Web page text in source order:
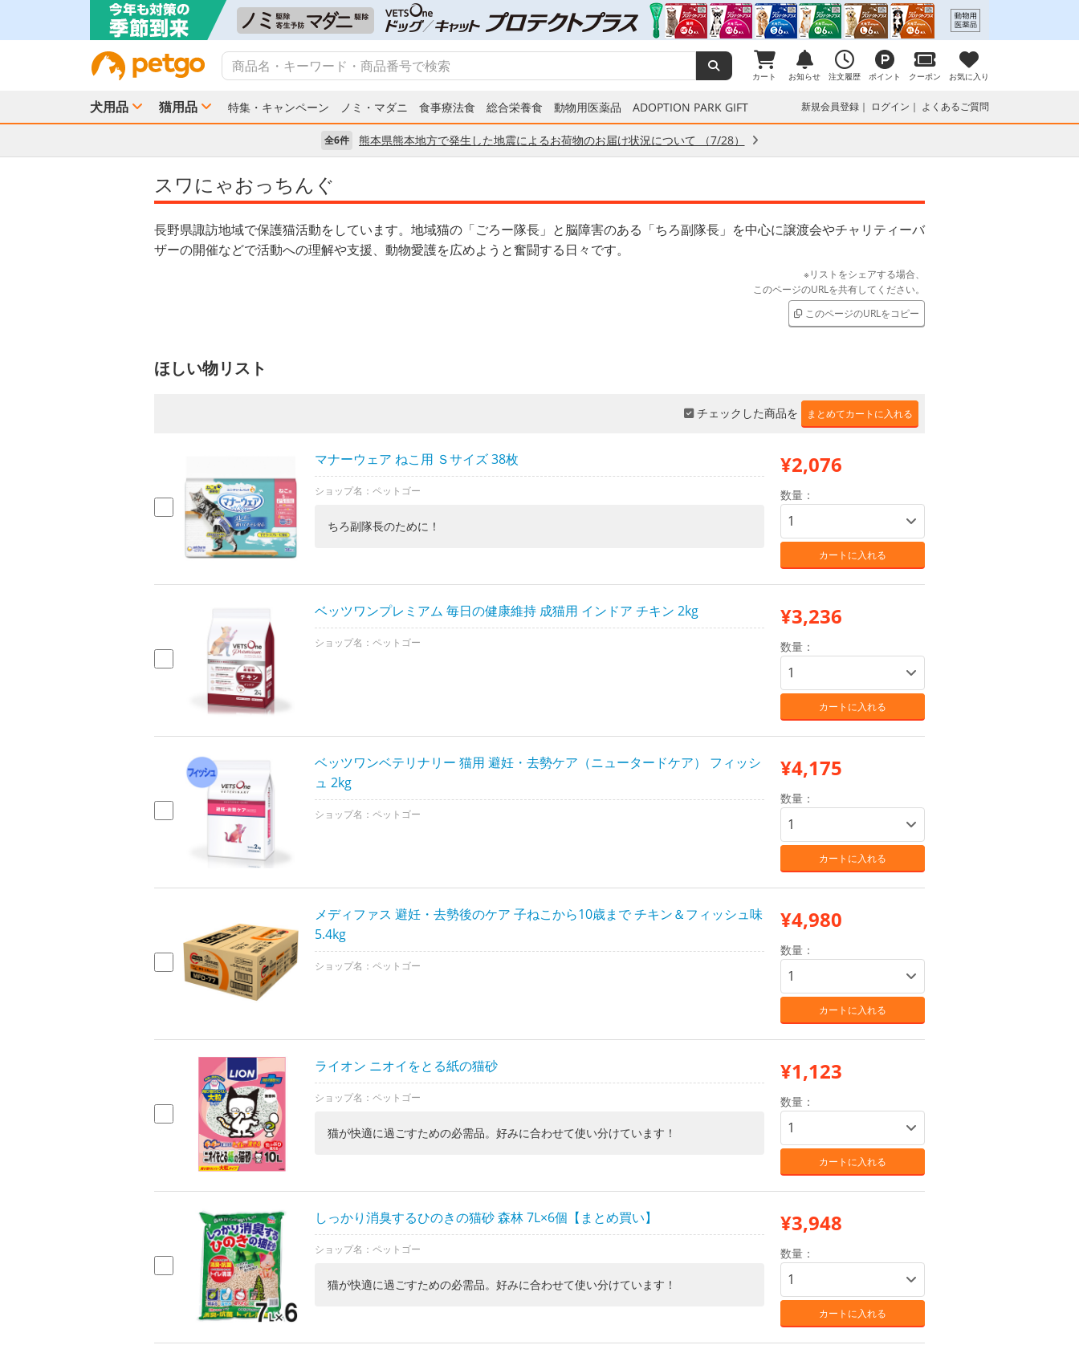
カート お知らせ 注文履歴 ポイント クーポン お気に入り
犬用品 猫用品 特集・キャンペーン ノミ・マダニ 食事療法食 総合栄養食 動物用医薬品 ADOPTION PARK GIFT 新規会員登録 ログイン よくあるご質問
全6件 熊本県熊本地方で発生した地震によるお荷物のお届け状況について （7/28）
スワにゃおっちんぐ
長野県諏訪地域で保護猫活動をしています。地域猫の「ごろー隊長」と脳障害のある「ちろ副隊長」を中心に譲渡会やチャリティーバ
ザーの開催などで活動への理解や支援、動物愛護を広めようと奮闘する日々です。
※リストをシェアする場合、
このページのURLを共有してください。
このページのURLをコピー
ほしい物リスト
チェックした商品を まとめてカートに入れる
マナーウェア ねこ用 Ｓサイズ 38枚
ショップ名：ペットゴー
ちろ副隊長のために！
¥2,076
数量：
カートに入れる
ベッツワンプレミアム 毎日の健康維持 成猫用 インドア チキン 2kg
ショップ名：ペットゴー
¥3,236
数量：
カートに入れる
ベッツワンベテリナリー 猫用 避妊・去勢ケア（ニュータードケア） フィッシ
ュ 2kg
ショップ名：ペットゴー
¥4,175
数量：
カートに入れる
メディファス 避妊・去勢後のケア 子ねこから10歳まで チキン＆フィッシュ味
5.4kg
ショップ名：ペットゴー
¥4,980
数量：
カートに入れる
ライオン ニオイをとる紙の猫砂
ショップ名：ペットゴー
猫が快適に過ごすための必需品。好みに合わせて使い分けています！
¥1,123
数量：
カートに入れる
しっかり消臭するひのきの猫砂 森林 7L×6個【まとめ買い】
ショップ名：ペットゴー
猫が快適に過ごすための必需品。好みに合わせて使い分けています！
¥3,948
数量：
カートに入れる